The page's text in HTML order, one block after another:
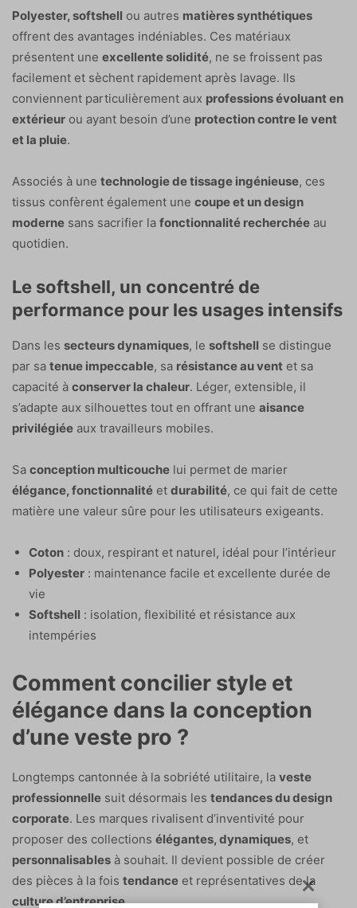
Polyester, softshell ou autres matières synthétiques
offrent des avantages indéniables. Ces matériaux
présentent une excellente solidité, ne se froissent pas
facilement et sèchent rapidement après lavage. Ils
conviennent particulièrement aux professions évoluant en
extérieur ou ayant besoin d’une protection contre le vent
et la pluie.
Associés à une technologie de tissage ingénieuse, ces
tissus confèrent également une coupe et un design
moderne sans sacrifier la fonctionnalité recherchée au
quotidien.
Le softshell, un concentré de
performance pour les usages intensifs
Dans les secteurs dynamiques, le softshell se distingue
par sa tenue impeccable, sa résistance au vent et sa
capacité à conserver la chaleur. Léger, extensible, il
s’adapte aux silhouettes tout en offrant une aisance
privilégiée aux travailleurs mobiles.
Sa conception multicouche lui permet de marier
élégance, fonctionnalité et durabilité, ce qui fait de cette
matière une valeur sûre pour les utilisateurs exigeants.
Coton : doux, respirant et naturel, idéal pour l’intérieur
Polyester : maintenance facile et excellente durée de
vie
Softshell : isolation, flexibilité et résistance aux
intempéries
Comment concilier style et
élégance dans la conception
d’une veste pro ?
Longtemps cantonnée à la sobriété utilitaire, la veste
professionnelle suit désormais les tendances du design
corporate. Les marques rivalisent d’inventivité pour
proposer des collections élégantes, dynamiques, et
personnalisables à souhait. Il devient possible de créer
des pièces à la fois tendance et représentatives de la
culture d’entreprise.